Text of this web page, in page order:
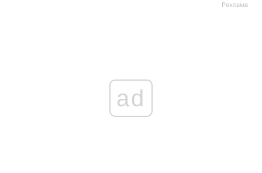
Реклама
ad